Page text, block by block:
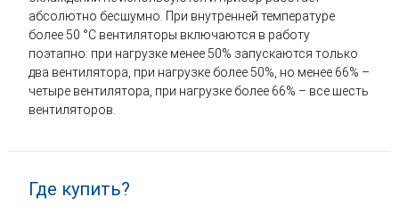
абсолютно бесшумно. При внутренней температуре
более 50 °C вентиляторы включаются в работу
поэтапно: при нагрузке менее 50% запускаются только
два вентилятора, при нагрузке более 50%, но менее 66% –
четыре вентилятора, при нагрузке более 66% – все шесть
вентиляторов.
Где купить?